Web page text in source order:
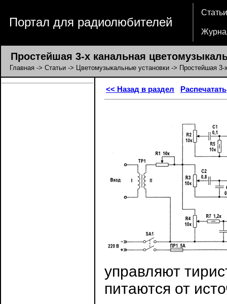
Портал для радиолюбителей
Статьи
Простейшая 3-х канальная
Главная -> Статьи -> Цветомузыкальные установки -> Простейшая 3-
<< Назад в раздел Распечатать
управляют
питаются от